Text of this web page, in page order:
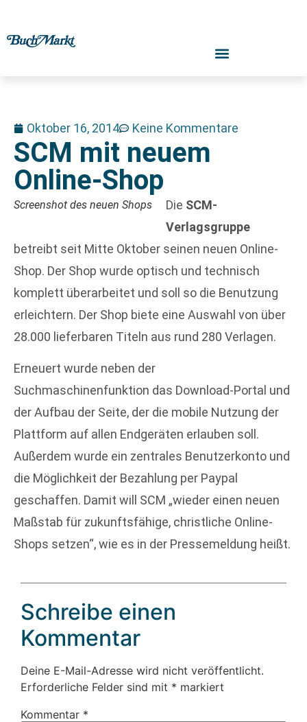
Oktober 16, 2014 Keine Kommentare
SCM mit neuem
Online-Shop
Screenshot des neuen Shops Die SCM-
Verlagsgruppe
betreibt seit Mitte Oktober seinen neuen Online-
Shop. Der Shop wurde optisch und technisch
komplett überarbeitet und soll so die Benutzung
erleichtern. Der Shop biete eine Auswahl von über
28.000 lieferbaren Titeln aus rund 280 Verlagen.
Erneuert wurde neben der
Suchmaschinenfunktion das Download-Portal und
der Aufbau der Seite, der die mobile Nutzung der
Plattform auf allen Endgeräten erlauben soll.
Außerdem wurde ein zentrales Benutzerkonto und
die Möglichkeit der Bezahlung per Paypal
geschaffen. Damit will SCM „wieder einen neuen
Maßstab für zukunftsfähige, christliche Online-
Shops setzen“, wie es in der Pressemeldung heißt.
Schreibe einen
Kommentar
Deine E-Mail-Adresse wird nicht veröffentlicht.
Erforderliche Felder sind mit * markiert
Kommentar *